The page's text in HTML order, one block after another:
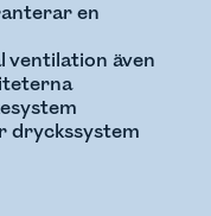
en
ventilation även
dryckssystem